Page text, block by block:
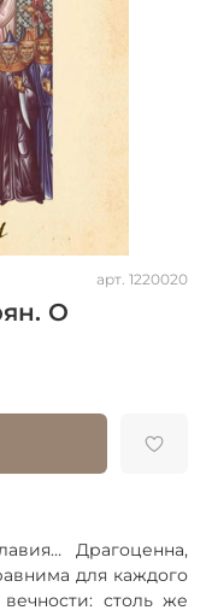
арт. 1220020
О
Драгоценна,
для каждого
столь же